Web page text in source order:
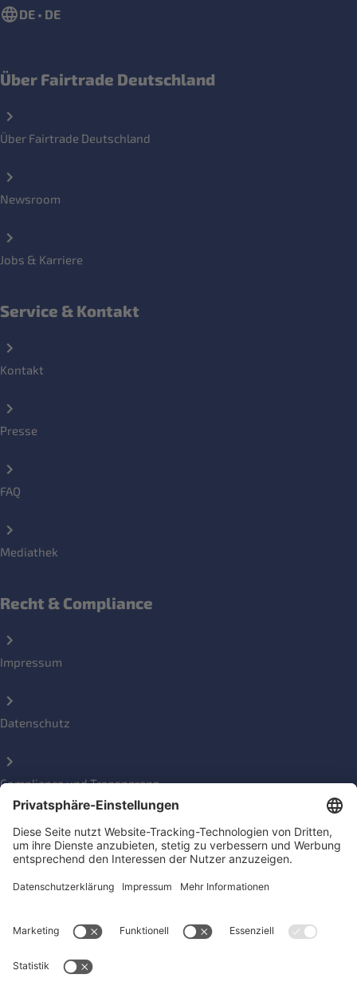
DE • DE
Über Fairtrade Deutschland
Über Fairtrade Deutschland
Newsroom
Jobs & Karriere
Service & Kontakt
Kontakt
Presse
FAQ
Mediathek
Recht & Compliance
Impressum
Datenschutz
Compliance und Transparenz
Beschwerde einreichen
Social Media Kanäle